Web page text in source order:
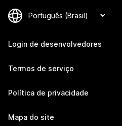
Login de desenvolvedores
Termos de serviço
Política de privacidade
Mapa do site